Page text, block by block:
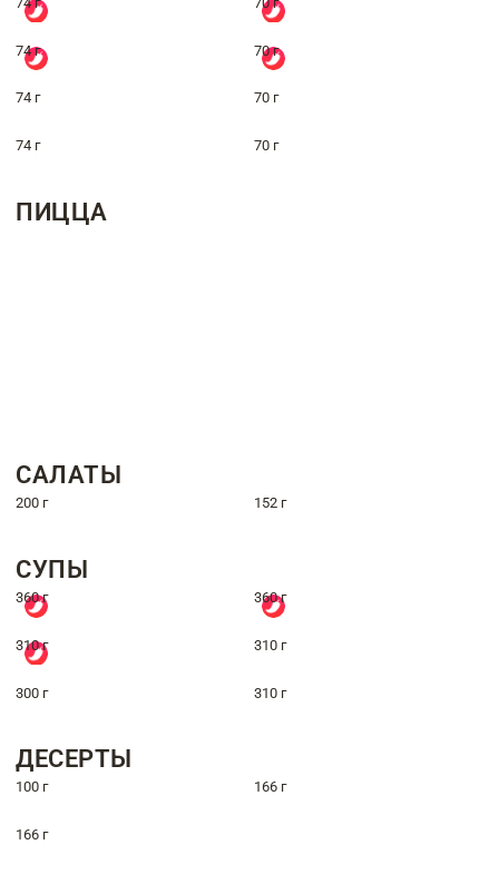
74 г 70 г
74 г 70 г
74 г 70 г
ПИЦЦА
САЛАТЫ
200 г 152 г
СУПЫ
360 г 360 г
310 г 310 г
300 г 310 г
ДЕСЕРТЫ
100 г 166 г
166 г